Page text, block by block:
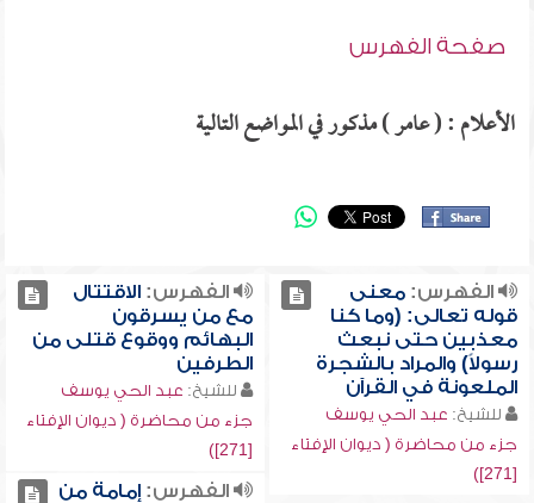
صفحة الفهرس
الأعلام : ( عامر ) مذكور في المواضع التالية
الفهرس:معنى
قوله تعالى: (وما كنا
معذبين حتى نبعث
رسولاً) والمراد بالشجرة
الملعونة في القرآن
للشيخ: عبد الحي يوسف
جزء من محاضرة ( ديوان الإفتاء
[271])
الفهرس:الاقتتال
مع من يسرقون
البهائم ووقوع قتلى من
الطرفين
للشيخ: عبد الحي يوسف
جزء من محاضرة ( ديوان الإفتاء
[271])
الفهرس:إمامة من